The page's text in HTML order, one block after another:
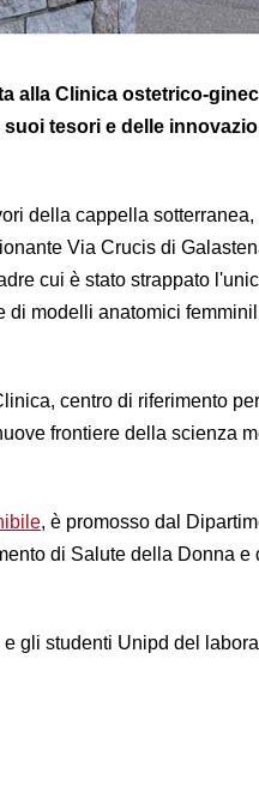
alla Clinica ostetrico-
tesori e delle
della cappella sotterranea,
Via Crucis di
cui è stato strappato
di modelli anatomici
centro di riferimento
frontiere della scienza
, è promosso dal
di Salute della Donna e
gli studenti Unipd del